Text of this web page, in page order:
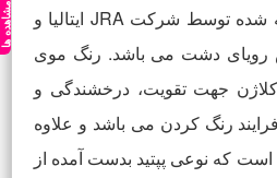
رنگ موی ری بی زا فرموله شده توسط شرکت JRA ایتالیا و
رویای دشت می باشد. رنگ موی
جهت تقویت، درخشندگی و
رنگ کردن می باشد و علاوه
است که نوعی پپتید بدست آمده از